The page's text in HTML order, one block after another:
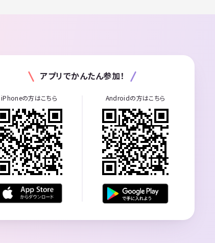
アプリでかんたん参加！
iPhoneの方はこちら Androidの方はこちら